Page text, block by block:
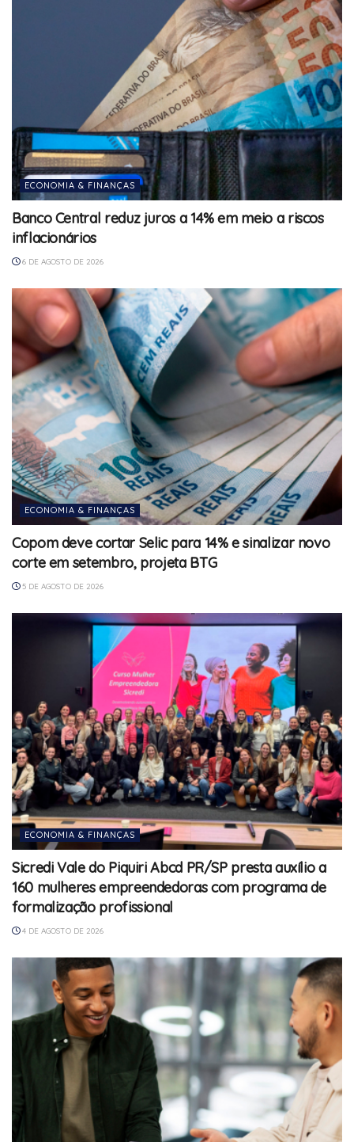
ECONOMIA & FINANÇAS
Banco Central reduz juros a 14% em meio a riscos
inflacionários
6 DE AGOSTO DE 2026
ECONOMIA & FINANÇAS
Copom deve cortar Selic para 14% e sinalizar novo
corte em setembro, projeta BTG
5 DE AGOSTO DE 2026
ECONOMIA & FINANÇAS
Sicredi Vale do Piquiri Abcd PR/SP presta auxílio a
160 mulheres empreendedoras com programa de
formalização profissional
4 DE AGOSTO DE 2026